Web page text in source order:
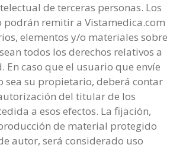
de terceras personas. Los
podrán remitir a Vistamedica.com
elementos y/o materiales sobre
todos los derechos relativos a
En caso que el usuario que envíe
sea su propietario, deberá contar
del titular de los
a esos efectos. La fijación,
de material protegido
autor, será considerado uso